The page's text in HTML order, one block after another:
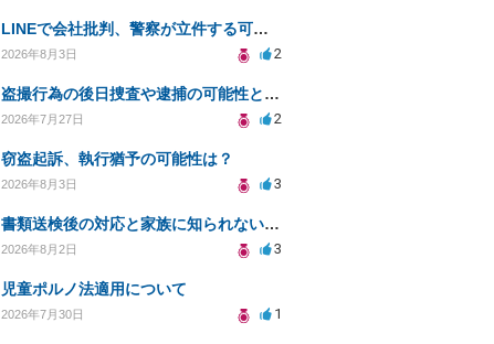
LINEで会社批判、警察が立件する可能性は？
2026年8月3日 2
盗撮行為の後日捜査や逮捕の可能性と初動対応について
2026年7月27日 2
窃盗起訴、執行猶予の可能性は？
2026年8月3日 3
書類送検後の対応と家族に知られないための手続きについて相談
2026年8月2日 3
児童ポルノ法適用について
2026年7月30日 1